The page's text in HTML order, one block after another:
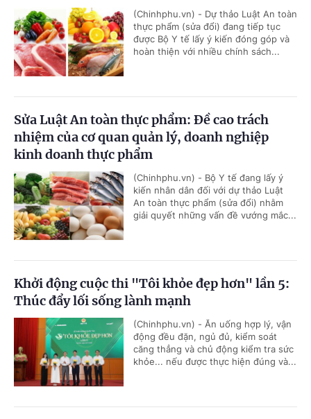
(Chinhphu.vn) - Dự thảo Luật An toàn
thực phẩm (sửa đổi) đang tiếp tục
được Bộ Y tế lấy ý kiến đóng góp và
hoàn thiện với nhiều chính sách...
Sửa Luật An toàn thực phẩm: Đề cao trách
nhiệm của cơ quan quản lý, doanh nghiệp
kinh doanh thực phẩm
(Chinhphu.vn) - Bộ Y tế đang lấy ý
kiến nhân dân đối với dự thảo Luật
An toàn thực phẩm (sửa đổi) nhằm
giải quyết những vấn đề vướng mắc...
Khởi động cuộc thi "Tôi khỏe đẹp hơn" lần 5:
Thúc đẩy lối sống lành mạnh
(Chinhphu.vn) - Ăn uống hợp lý, vận
động đều đặn, ngủ đủ, kiểm soát
căng thẳng và chủ động kiểm tra sức
khỏe... nếu được thực hiện đúng và...